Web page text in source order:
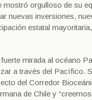
orgulloso de su
nuevas inversiones,
estatal
mirada al océano
a través del Pacífico.
del Corredor
de Chile y